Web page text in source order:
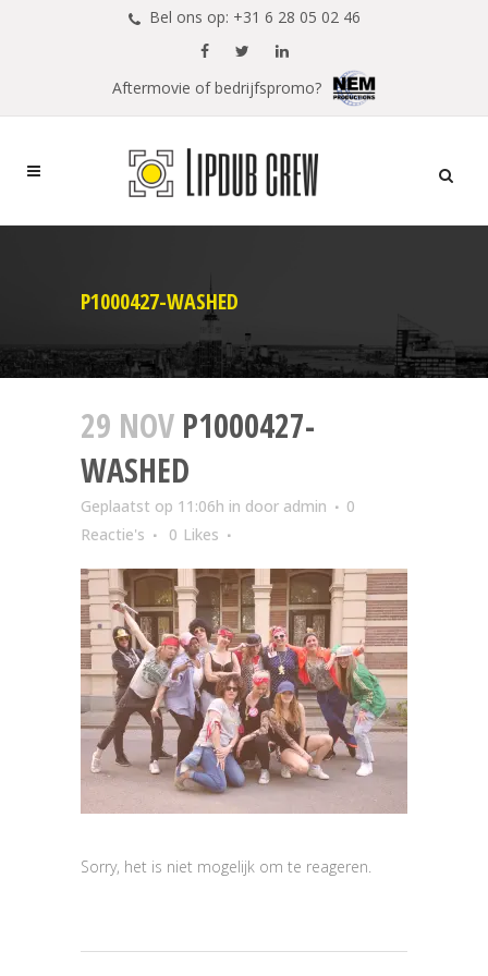
Bel ons op: +31 6 28 05 02 46
Aftermovie of bedrijfspromo?
P1000427-WASHED
29 NOV P1000427-
WASHED
Geplaatst op 11:06h in door admin
0
Reactie's
0 Likes
Sorry, het is niet mogelijk om te reageren.